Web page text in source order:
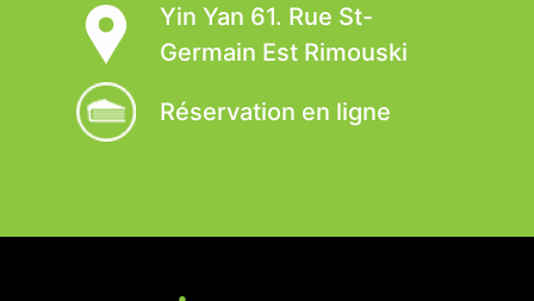
Yin Yan 61. Rue St-
Germain Est Rimouski
Réservation en ligne